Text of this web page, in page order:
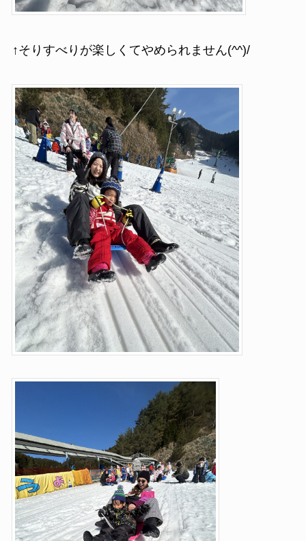
↑そりすべりが楽しくてやめられません(^^)/